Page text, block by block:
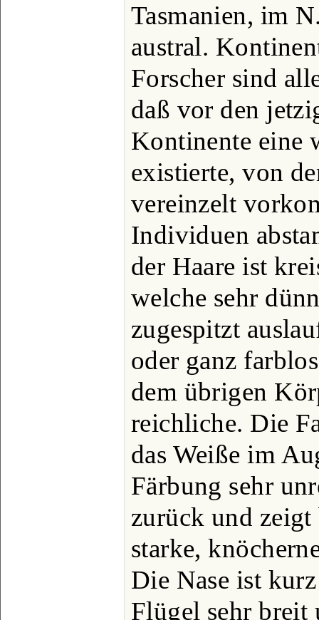
Tasmanien, im
austral.
Forscher sind
daß vor den
Kontinente eine
existierte, von
vereinzelt
Individuen
der Haare ist
welche sehr
zugespitzt
oder ganz
dem übrigen
reichliche. Die
das Weiße im
Färbung sehr
zurück und
starke,
Die Nase ist
Flügel sehr breit